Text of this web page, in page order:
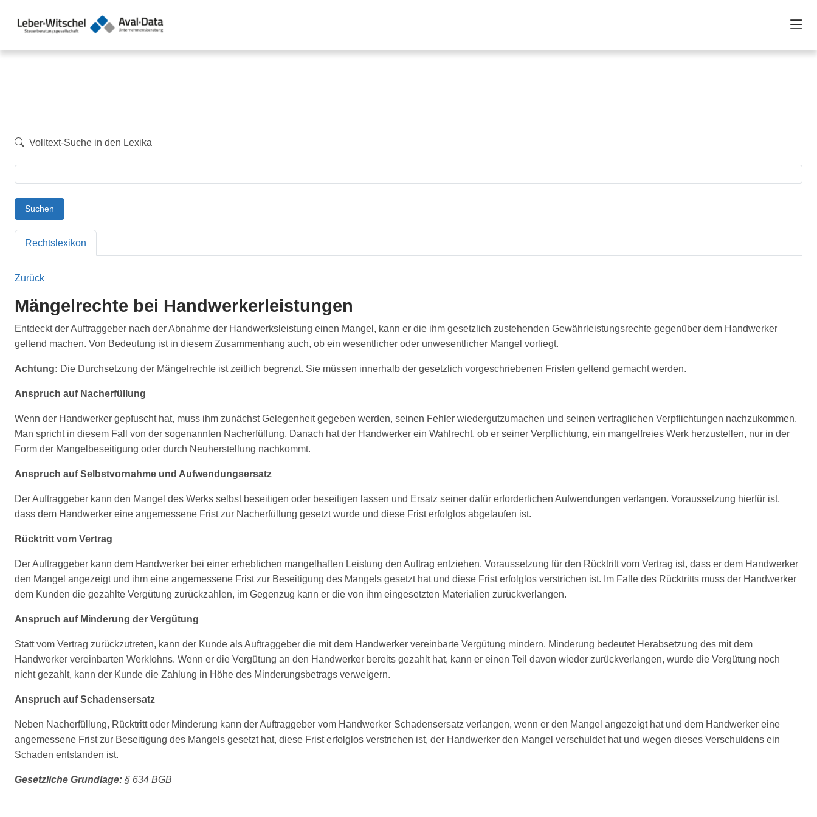
Volltext-Suche in den Lexika
Suchen
Rechtslexikon
Zurück
Mängelrechte bei Handwerkerleistungen
Entdeckt der Auftraggeber nach der Abnahme der Handwerksleistung einen Mangel, kann er die ihm gesetzlich zustehenden Gewährleistungsrechte gegenüber dem Handwerker
geltend machen. Von Bedeutung ist in diesem Zusammenhang auch, ob ein wesentlicher oder unwesentlicher Mangel vorliegt.
Achtung: Die Durchsetzung der Mängelrechte ist zeitlich begrenzt. Sie müssen innerhalb der gesetzlich vorgeschriebenen Fristen geltend gemacht werden.
Anspruch auf Nacherfüllung
Wenn der Handwerker gepfuscht hat, muss ihm zunächst Gelegenheit gegeben werden, seinen Fehler wiedergutzumachen und seinen vertraglichen Verpflichtungen nachzukommen.
Man spricht in diesem Fall von der sogenannten Nacherfüllung. Danach hat der Handwerker ein Wahlrecht, ob er seiner Verpflichtung, ein mangelfreies Werk herzustellen, nur in der
Form der Mangelbeseitigung oder durch Neuherstellung nachkommt.
Anspruch auf Selbstvornahme und Aufwendungsersatz
Der Auftraggeber kann den Man­gel des Werks selbst beseitigen oder beseitigen lassen und Ersatz seiner dafür erforderlichen Aufwendungen verlangen. Voraussetzung hierfür ist,
dass dem Handwerker eine angemessene Frist zur Nacherfüllung gesetzt wurde und diese Frist erfolglos abgelaufen ist.
Rücktritt vom Vertrag
Der Auftraggeber kann dem Handwerker bei einer erheblichen mangelhaften Leistung den Auftrag entziehen. Voraussetzung für den Rücktritt vom Vertrag ist, dass er dem Handwerker
den Mangel angezeigt und ihm eine angemessene Frist zur Beseitigung des Mangels gesetzt hat und diese Frist erfolglos verstrichen ist. Im Falle des Rücktritts muss der Handwerker
dem Kunden die gezahlte Vergütung zurückzahlen, im Gegenzug kann er die von ihm einge­setzten Materialien zurückverlangen.
Anspruch auf Minderung der Vergütung
Statt vom Vertrag zurückzutreten, kann der Kunde als Auftraggeber die mit dem Handwerker vereinbarte Vergütung mindern. Minderung bedeutet Herabsetzung des mit dem
Handwerker vereinbarten Werklohns. Wenn er die Vergütung an den Handwerker bereits gezahlt hat, kann er einen Teil davon wieder zurückverlangen, wurde die Vergütung noch
nicht gezahlt, kann der Kunde die Zahlung in Höhe des Minderungsbetrags verweigern.
Anspruch auf Schadensersatz
Neben Nacherfüllung, Rücktritt oder Minderung kann der Auftraggeber vom Handwerker Schadensersatz verlangen, wenn er den Mangel angezeigt hat und dem Handwerker eine
angemessene Frist zur Beseitigung des Mangels gesetzt hat, diese Frist erfolglos verstrichen ist, der Handwerker den Mangel verschuldet hat und wegen dieses Verschuldens ein
Schaden entstanden ist.
Gesetzliche Grundlage: § 634 BGB